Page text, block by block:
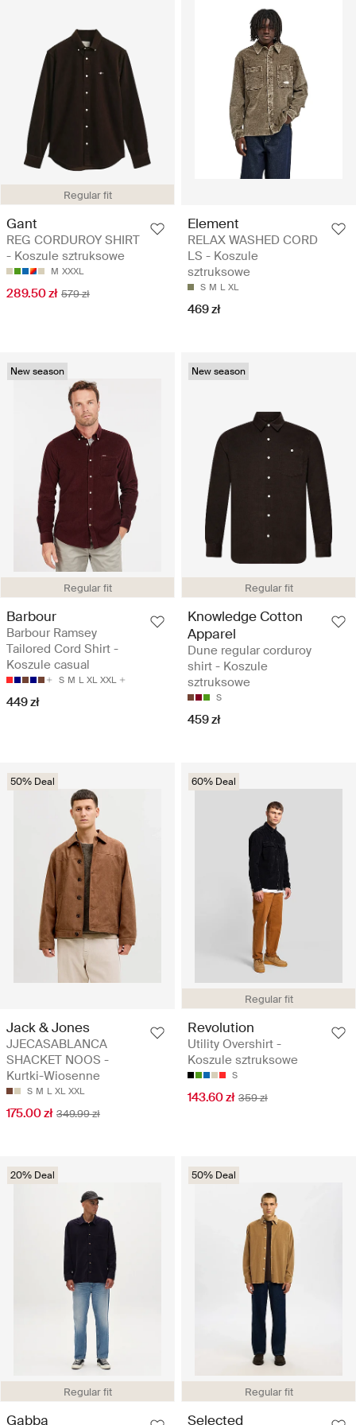
Regular fit
Gant
REG CORDUROY SHIRT
- Koszule sztruksowe
M XXXL
289.50 zł 579 zł
Element
RELAX WASHED CORD
LS - Koszule
sztruksowe
S M L XL
469 zł
Regular fit
New season
Barbour
Barbour Ramsey
Tailored Cord Shirt -
Koszule casual
S M L XL XXL
449 zł
Regular fit
New season
Knowledge Cotton
Apparel
Dune regular corduroy
shirt - Koszule
sztruksowe
S
459 zł
50% Deal
Jack & Jones
JJECASABLANCA
SHACKET NOOS -
Kurtki-Wiosenne
S M L XL XXL
175.00 zł 349.99 zł
Regular fit
60% Deal
Revolution
Utility Overshirt -
Koszule sztruksowe
S
143.60 zł 359 zł
Regular fit
20% Deal
Gabba
Regular fit
50% Deal
Selected